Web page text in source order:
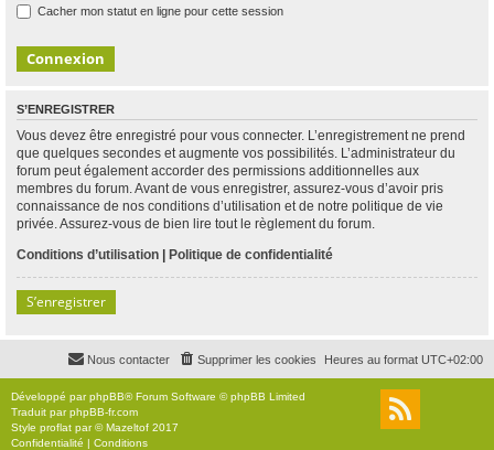
Cacher mon statut en ligne pour cette session
S’ENREGISTRER
Vous devez être enregistré pour vous connecter. L’enregistrement ne prend
que quelques secondes et augmente vos possibilités. L’administrateur du
forum peut également accorder des permissions additionnelles aux
membres du forum. Avant de vous enregistrer, assurez-vous d’avoir pris
connaissance de nos conditions d’utilisation et de notre politique de vie
privée. Assurez-vous de bien lire tout le règlement du forum.
Conditions d’utilisation | Politique de confidentialité
S’enregistrer
Heures au format UTC+02:00
Supprimer les cookies
Nous contacter
Développé parphpBB® Forum Software © phpBB Limited
Traduit parphpBB-fr.com
Style proflat par ©Mazeltof 2017
Confidentialité | Conditions